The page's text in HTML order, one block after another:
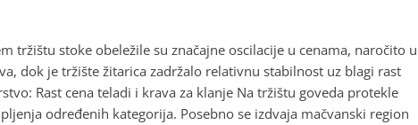
tržištu stoke obeležile su značajne oscilacije u cenama, naročito u
dok je tržište žitarica zadržalo relativnu stabilnost uz blagi rast
Rast cena teladi i krava za klanje Na tržištu goveda protekle
određenih kategorija. Posebno se izdvaja mačvanski region